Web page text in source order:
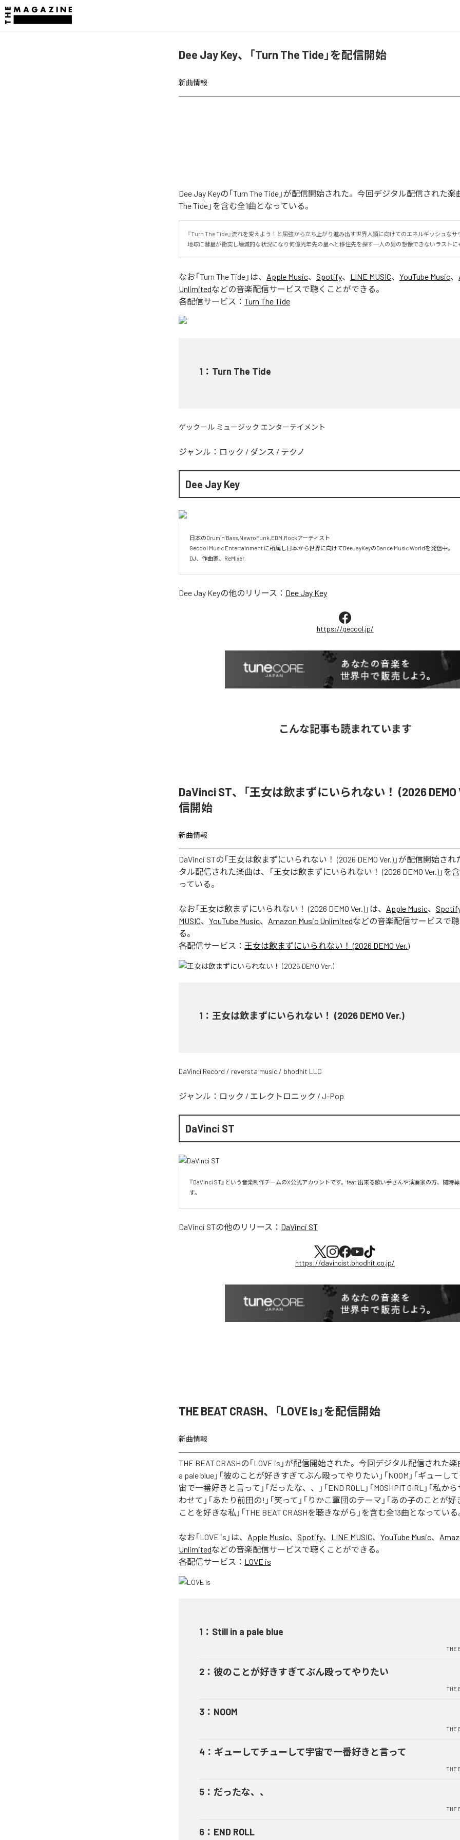
Dee Jay Key、「Turn The Tide」を配信開始
新曲情報
Dee Jay Keyの「Turn The Tide」が配信開始された。今回デジタル配信された楽
The Tide」を含む全1曲となっている。
『Turn The Tide』流れを変えよう！と屈強から立ち上がり進み出す世界人類に向けてのエネルギッシュなサ
地球に彗星が衝突し壊滅的な状況になり何億光年先の星へと移住先を探す一人の男の想像できないラストに
なお「Turn The Tide 」は、 Apple Music、 Spotify、 LINE MUSIC、 YouTube Music、
Unlimitedなどの音楽配信サービスで聴くことができる。
各配信サービス： Turn The Tide
1 ： Turn The Tide
ゲックール ミュージック エンターテイメント
ジャンル： ロック / ダンス / テクノ
Dee Jay Key
日本のDrum`n`Bass,NewroFunk,EDM,Rockアーティスト
Gecool Music Entertainment に所属し日本から世界に向けてDeeJayKeyのDance Music Worldを発信中。
DJ、作曲家、ReMixer.
Dee Jay Keyの他のリリース： Dee Jay Key
https://gecool.jp/
こんな記事も読まれています
DaVinci ST、「王女は飲まずにいられない！ (2026 DEMO
信開始
新曲情報
DaVinci STの「王女は飲まずにいられない！ (2026 DEMO Ver.)」が配信開始さ
タル配信された楽曲は、「王女は飲まずにいられない！ (2026 DEMO Ver.)」を
っている。
なお「王女は飲まずにいられない！ (2026 DEMO Ver.) 」は、 Apple Music、
MUSIC、 YouTube Music、 Amazon Music Unlimitedなどの音楽配信サービスで
る。
各配信サービス： 王女は飲まずにいられない！ (2026 DEMO Ver.)
1 ： 王女は飲まずにいられない！ (2026 DEMO Ver.)
DaVinci Record / reversta music / bhodhit LLC
ジャンル： ロック / エレクトロニック / J-Pop
DaVinci ST
『DaVinci ST』という音楽制作チームのX公式アカウントです。feat.出来る歌い手さんや演奏家の方、随時
す。
DaVinci STの他のリリース： DaVinci ST
https://davincist.bhodhit.co.jp/
THE BEAT CRASH、「LOVE is」を配信開始
新曲情報
THE BEAT CRASHの「LOVE is」が配信開始された。今回デジタル配信された楽
a pale blue」「彼のことが好きすぎてぶん殴ってやりたい」「NOOM」「ギューし
宙で一番好きと言って」「だったな、、」「END ROLL」「MOSHPIT GIRL」「私か
わせて」「あたり前田の!」「笑って」「りかこ軍団のテーマ」「あの子のことが
ことを好きな私」「THE BEAT CRASHを聴きながら」を含む全13曲となっている
なお「LOVE is 」は、 Apple Music、 Spotify、 LINE MUSIC、 YouTube Music、
Unlimitedなどの音楽配信サービスで聴くことができる。
各配信サービス： LOVE is
1 ： Still in a pale blue
THE
2 ： 彼のことが好きすぎてぶん殴ってやりたい
THE
3 ： NOOM
THE
4 ： ギューしてチューして宇宙で一番好きと言って
THE
5 ： だったな、、
THE
6 ： END ROLL